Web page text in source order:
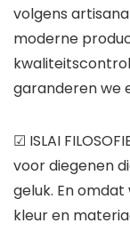
volgens
moderne
garanderen we
☑ ISLAI
voor diegenen
geluk. En
kleur en